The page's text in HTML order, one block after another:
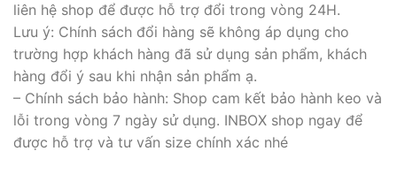
liên hệ shop để được hỗ trợ đổi trong vòng 24H.
Lưu ý: Chính sách đổi hàng sẽ không áp dụng cho
trường hợp khách hàng đã sử dụng sản phẩm, khách
hàng đổi ý sau khi nhận sản phẩm ạ.
– Chính sách bảo hành: Shop cam kết bảo hành keo và
lỗi trong vòng 7 ngày sử dụng. INBOX shop ngay để
được hỗ trợ và tư vấn size chính xác nhé